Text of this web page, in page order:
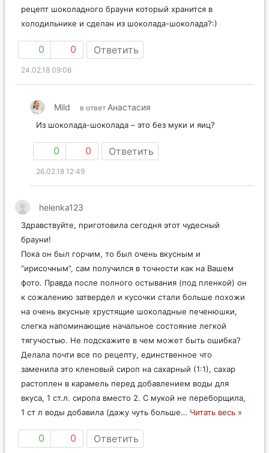
рецепт шоколадного брауни который хранится в
холодильнике и сделан из шоколада-шоколада?:)
0 0 Ответить
24.02.18 09:06
Mild в ответ Анастасия
Из шоколада-шоколада – это без муки и яиц?
0 0 Ответить
26.02.18 12:49
helenka123
Здравствуйте, приготовила сегодня этот чудесный
брауни!
Пока он был горчим, то был очень вкусным и
“ирисочным”, сам получился в точности как на Вашем
фото. Правда после полного остывания (под пленкой) он
к сожалению затвердел и кусочки стали больше похожи
на очень вкусные хрустящие шоколадные печенюшки,
слегка напоминающие начальное состояние легкой
тягучостью. Не подскажите в чем может быть ошибка?
Делала почти все по рецепту, единственное что
заменила это кленовый сироп на сахарный (1:1), сахар
растоплен в карамель перед добавлением воды для
вкуса, 1 ст.л. сиропа вместо 2. С мукой не переборщила,
1 ст л воды добавила (дажу чуть больше… Читать весь »
0 0 Ответить